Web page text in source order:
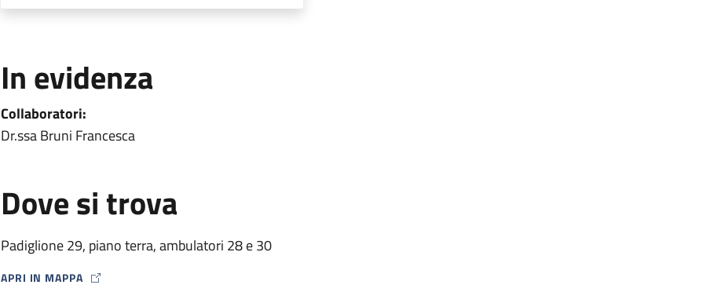
In evidenza
Collaboratori:
Dr.ssa Bruni Francesca
Dove si trova
Padiglione 29, piano terra, ambulatori 28 e 30
APRI IN MAPPA
MAP ICON